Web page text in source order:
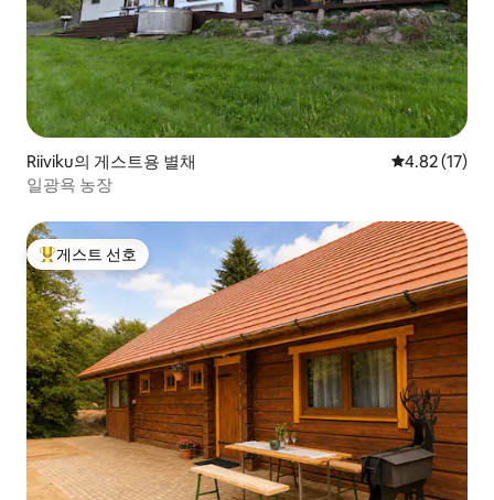
Riiviku의 게스트용 별채 평점 4.82점
4.82 (17)
일광욕 농장
상위 게스트 선호
게스트 선호